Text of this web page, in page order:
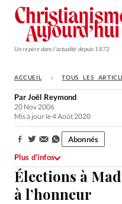
Un repère dans l'actualité depuis 1872
Monde
Opinions
Tous les articles
Faire un don
ACCUEIL TOUS LES
Élections à
à l’honneur
ParJoël Reymond
20 Nov 2006
Mis à jour le 4 Août 2020
Partager:
Abonnés
Plus d’infos